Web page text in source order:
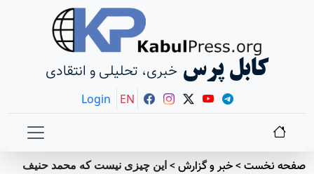
کابل پرس خبری، تحلیلی و انتقادی
Login EN
صفحه نخست>خبر و گزارش> این چیزی نیست که محمد حنیف